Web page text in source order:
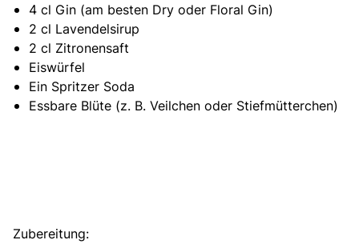
4 cl Gin (am besten Dry oder Floral Gin)
2 cl Lavendelsirup
2 cl Zitronensaft
Eiswürfel
Ein Spritzer Soda
Essbare Blüte (z. B. Veilchen oder Stiefmütterchen)
Zubereitung: